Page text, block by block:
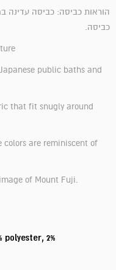
כביסה.
public baths and
that fit snugly around
colors are reminiscent of
of Mount Fuji.
polyester, 2%